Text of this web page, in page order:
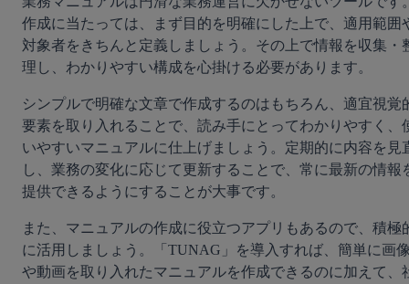
作成に当たっては、まず目的を明確にした上で、適用範囲
対象者をきちんと定義しましょう。その上で情報を収集・
理し、わかりやすい構成を心掛ける必要があります。
シンプルで明確な文章で作成するのはもちろん、適宜視覚
要素を取り入れることで、読み手にとってわかりやすく、
いやすいマニュアルに仕上げましょう。定期的に内容を見
し、業務の変化に応じて更新することで、常に最新の情報
提供できるようにすることが大事です。
また、マニュアルの作成に役立つアプリもあるので、積極
に活用しましょう。「TUNAG」を導入すれば、簡単に画
や動画を取り入れたマニュアルを作成できるのに加えて、